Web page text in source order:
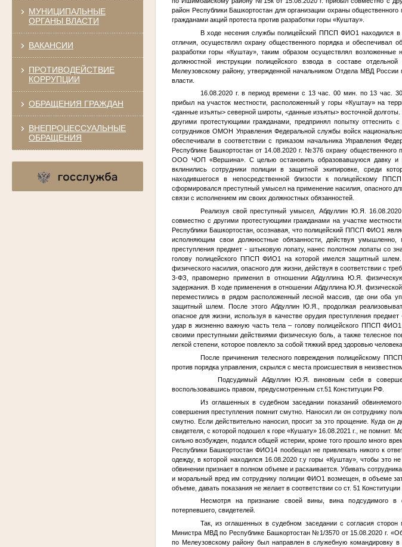
МУНИЦИПАЛЬНЫЕ
ОРГАНЫ ВЛАСТИ
ВАКАНСИИ
ПРОТИВОДЕЙСТВИЕ
КОРРУПЦИИ
ОБРАЩЕНИЯ ГРАЖДАН
ВНЕПРОЦЕССУАЛЬНЫЕ
ОБРАЩЕНИЯ
район Республики Башкортостан для организации охраны
гражданами акций протеста против разработки горы «Куштау».
В ходе несения службы полицейский ППСП ФИО1 находился в
отличия, осуществлял охрану общественного порядка и обеспечивал
разработки горы «Куштау», таким образом осуществлял
должностной инструкции полицейского взвода в составе
Мелеузовскому району, утвержденной начальником Отдела МВД России
власти.
16.08.2020 г. в период времени с 13 час. 00 мин. по 13 час.
прибыл на участок местности, расположенный у горы «Куштау» на
<данные изъяты>северной широты, <данные изъяты> восточной
другими протестующими гражданами, предпринял попытку
сотрудников ОМОН Управления Федеральной службы войск
обеспечивали в соответствии с приказом начальника Управления
Республике Башкортостан от 14.08.2020 г. №376 охрану общественного
ООО ЧОП «Вершина». С целью остановить образовавшуюся давку и
вклинились сотрудники полиции в защитной экипировке, среди
находившегося в непосредственной близости к полицейскому
сформировался преступный умысел на применение насилия, опасного
связи с исполнением им своих должностных обязанностей.
Реализуя свой преступный умысел, Абдуллин Ю.Я.
совместно с другими протестующими гражданами на участке
Республики Башкортостан, осознавая, что полицейский ППСПФИО1
исполняющим свои должностные обязанности, действуя
преступления предмет - штыковую лопату, нанес полотном лопаты со
голову полицейского ППСПФИО1 на которой имелся защитный
физического насилия, опасного для жизни, действуя в соответствии с
3-ФЗ, правомерно применил в отношении Абдуллина Ю.Я.
задержания. В ходе применения в отношении Абдуллина Ю.Я.
переместились в рядом расположенный лесной массив, где они оба
защитный шлем. После этого Абдуллин Ю.Я., продолжая
опасное для жизни, используя в качестве орудия преступления
удар в жизненно важную часть тела – голову полицейского ППСП ФИО1
своими преступными действиями физическую боль, а также телесное
легкой степени, которое повлекло за собой тяжкий вред здоровью
После причинения телесного повреждения полицейскому ППСП
против порядка управления, скрылся с места происшествия в
Подсудимый Абдуллин Ю.Я. виновным себя в
воспользовавшись правом, предусмотренным ст.51 Конституции РФ.
Из оглашенных в судебном заседании показаний
совершения преступления помнит смутно. Наносил ли он сотруднику
смутно. Если действительно наносил, просит за это прощение. Куда он
свидетеля, с которой подошел к горе «Кушату» 16.08.2021 г., не помнит.
сильно возбужден, подался общей истерии, кроме того прошло много
Республики БашкортостанФИО14 пообещал не привлекать никого к
одежду, в которой находился 16.08.2020 г.у горы «Куштау», чтобы
обвинении признает в полном объеме и раскаивается. Убивать
и моральный вред им сотруднику полиции ФИО1 возмещен, в объеме
объеме, давать показания не желает в соответствии со ст. 51
Несмотря на признание своей вины, вина подсудимого в
потерпевшего, свидетелей.
Так, из оглашенных в судебном заседании с согласия сторон
Министра МВД по Республике Башкортостан №1/3570 от 15.08.2020 г.
по Мелеузовскому району был направлен в служебную командировку